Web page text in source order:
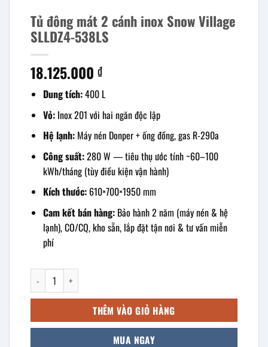
Tủ đông mát 2 cánh inox Snow Village
SLLDZ4-538LS
18.125.000 ₫
Dung tích:400 L
Vỏ:Inox 201 với hai ngăn độc lập
Hệ lạnh:Máy nén Donper + ống đồng, gas R-290a
Công suất:280 W — tiêu thụ ước tính ~60–100
kWh/tháng (tùy điều kiện vận hành)
Kích thước:610×700×1950 mm
Cam kết bán hàng:Bảo hành 2 năm (máy nén & hệ
lạnh), CO/CQ, kho sẵn, lắp đặt tận nơi & tư vấn miễn
phí
Tủ đông mát 2 cánh inox Snow Village SLLDZ4-538LS số lượng
THÊM VÀO GIỎ HÀNG
MUA NGAY